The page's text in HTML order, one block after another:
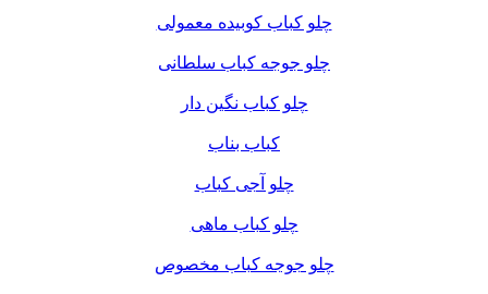
چلو کباب کوبیده معمولی
چلو جوجه کباب سلطانی
چلو کباب نگین دار
کباب بناب
چلو آجی کباب
چلو کباب ماهی
چلو جوجه کباب مخصوص